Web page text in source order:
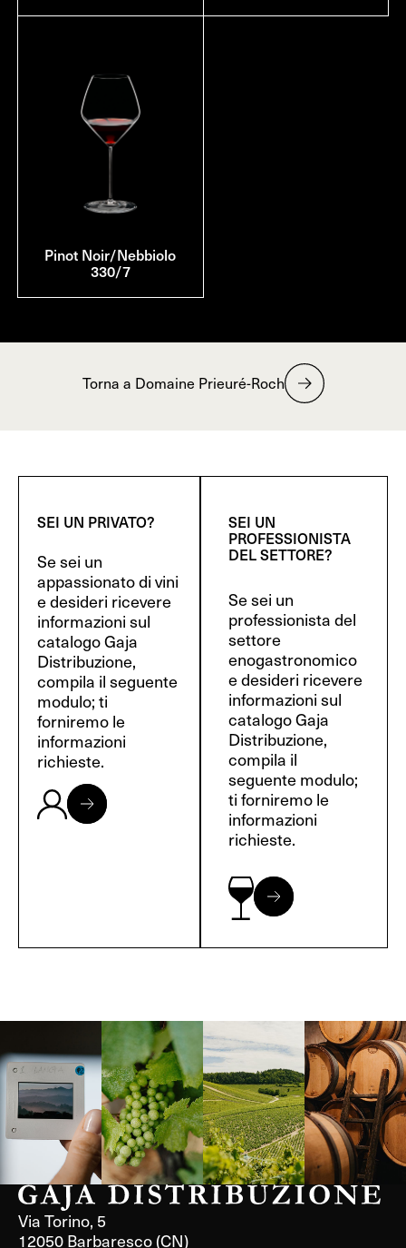
Pinot Noir/Nebbiolo
330/7
Torna a Domaine Prieuré-Roch
SEI UN PRIVATO?
Se sei un
appassionato di vini
e desideri ricevere
informazioni sul
catalogo Gaja
Distribuzione,
compila il seguente
modulo; ti
forniremo le
informazioni
richieste.
SEI UN
PROFESSIONISTA
DEL SETTORE?
Se sei un
professionista del
settore
enogastronomico
e desideri ricevere
informazioni sul
catalogo Gaja
Distribuzione,
compila il
seguente modulo;
ti forniremo le
informazioni
richieste.
Borgogna,
Francia
Borgogna,
Francia
Instagram
Via Torino, 5
12050 Barbaresco (CN)